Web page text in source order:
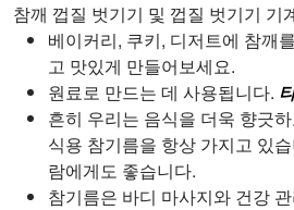
참깨 껍질 벗기기 및 껍질 벗기기 기
베이커리, 쿠키, 디저트에 참깨
고 맛있게 만들어보세요.
원료로 만드는 데 사용됩니다.
흔히 우리는 음식을 더욱 향긋
식용 참기름을 항상 가지고 있
람에게도 좋습니다.
참기름은 바디 마사지와 건강